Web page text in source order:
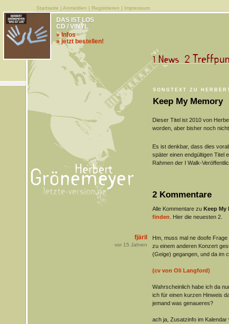
Startseite | Anmelden | Registrieren | Impressum
SONGTEXT ZU
Keep My Memory
DAS IST LOS
CD / VINYL
» Infos
» jetzt bestellen!
Dieser Titel ist 2010 von
worden, aber bisher noch
Es ist denkbar, dass dies
später einen endgültigen Titel
Rahmen der I Walk-
2 Kommentare
Alle Kommentare zu Keep My
finden . Hier die neuesten 2.
fjäril
vor 15 Jahren
Hm, muss mal ne doofe
zu einem anderen Konzert
(Geige) gegangen, und da im
(cv von Oli Langford)
Wahrscheinlich habe ich da
ich für einen kurzen Hinweis
jemand was genaueres?
ach ja, Zusatzinfo im Kalendar